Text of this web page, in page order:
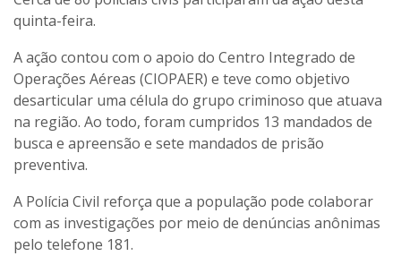
quinta-feira.
A ação contou com o apoio do Centro Integrado de
Operações Aéreas (CIOPAER) e teve como objetivo
desarticular uma célula do grupo criminoso que atuava
na região. Ao todo, foram cumpridos 13 mandados de
busca e apreensão e sete mandados de prisão
preventiva.
A Polícia Civil reforça que a população pode colaborar
com as investigações por meio de denúncias anônimas
pelo telefone 181.